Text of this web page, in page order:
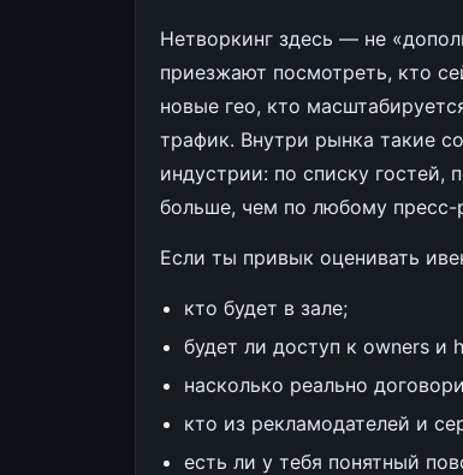
Нетворкинг здесь — не
приезжают посмотреть, кто
новые гео, кто
трафик. Внутри рынка такие
индустрии: по списку гостей,
больше, чем по любому пресс-
Если ты привык оценивать
кто будет в зале;
будет ли доступ к owners и
насколько реально
кто из рекламодателей и
есть ли у тебя понятный